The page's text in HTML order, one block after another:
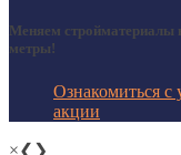
Меняем стройматериалы
метры!
Ознакомиться с
акции
×❮ ❯